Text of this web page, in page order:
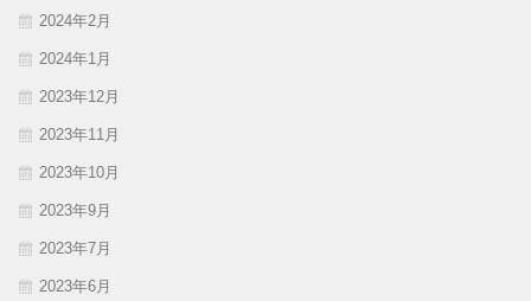
2024年2月
2024年1月
2023年12月
2023年11月
2023年10月
2023年9月
2023年7月
2023年6月